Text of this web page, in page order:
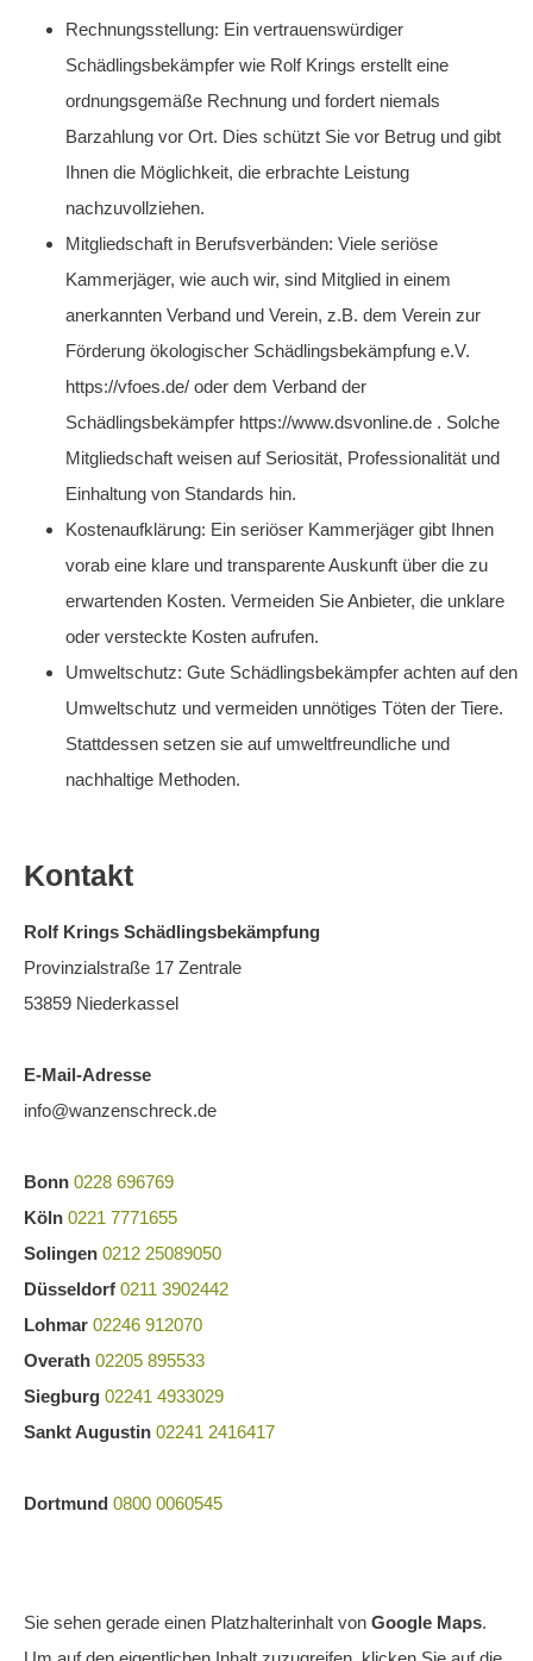
Rechnungsstellung: Ein vertrauenswürdiger
Schädlingsbekämpfer wie Rolf Krings erstellt eine
ordnungsgemäße Rechnung und fordert niemals
Barzahlung vor Ort. Dies schützt Sie vor Betrug und gibt
Ihnen die Möglichkeit, die erbrachte Leistung
nachzuvollziehen.
Mitgliedschaft in Berufsverbänden: Viele seriöse
Kammerjäger, wie auch wir, sind Mitglied in einem
anerkannten Verband und Verein, z.B. dem Verein zur
Förderung ökologischer Schädlingsbekämpfung e.V.
https://vfoes.de/ oder dem Verband der
Schädlingsbekämpfer https://www.dsvonline.de . Solche
Mitgliedschaft weisen auf Seriosität, Professionalität und
Einhaltung von Standards hin.
Kostenaufklärung: Ein seriöser Kammerjäger gibt Ihnen
vorab eine klare und transparente Auskunft über die zu
erwartenden Kosten. Vermeiden Sie Anbieter, die unklare
oder versteckte Kosten aufrufen.
Umweltschutz: Gute Schädlingsbekämpfer achten auf den
Umweltschutz und vermeiden unnötiges Töten der Tiere.
Stattdessen setzen sie auf umweltfreundliche und
nachhaltige Methoden.
Kontakt
Rolf Krings Schädlingsbekämpfung
Provinzialstraße 17 Zentrale
53859 Niederkassel
E-Mail-Adresse
info@wanzenschreck.de
Bonn 0228 696769
Köln 0221 7771655
Solingen 0212 25089050
Düsseldorf 0211 3902442
Lohmar 02246 912070
Overath 02205 895533
Siegburg 02241 4933029
Sankt Augustin 02241 2416417
Dortmund 0800 0060545
Sie sehen gerade einen Platzhalterinhalt von Google Maps.